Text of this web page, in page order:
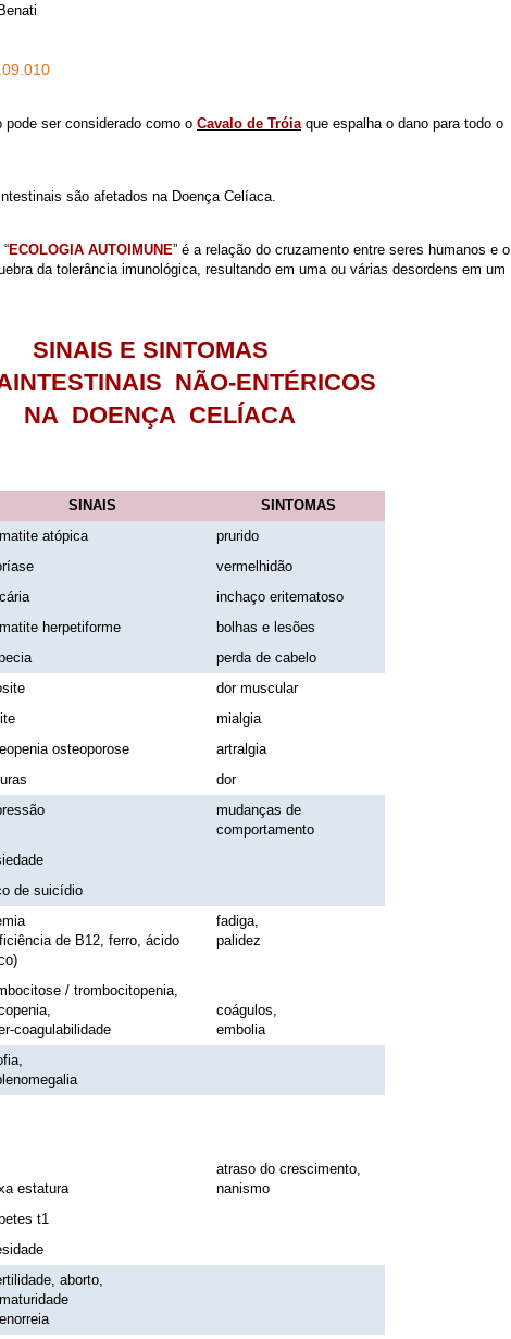
ser considerado como o Cavalo de Tróia que espalha o dano para todo o
são afetados na Doença Celíaca.
ECOLOGIA AUTOIMUNE” é a relação do cruzamento entre seres humanos e o
da tolerância imunológica, resultando em uma ou várias desordens em um
SINAIS E SINTOMAS
NÃO-ENTÉRICOS
NA DOENÇA CELÍACA
SINAIS SINTOMAS
atópica
prurido
vermelhidão
inchaço eritematoso
herpetiforme
bolhas e lesões
perda de cabelo
dor muscular
mialgia
osteoporose
artralgia
dor
mudanças de
comportamento
de suicídio
de B12, ferro, ácido
fadiga,
palidez
/ trombocitopenia,
coagulabilidade
coágulos,
embolia
estatura
atraso do crescimento,
nanismo
t1
aborto,